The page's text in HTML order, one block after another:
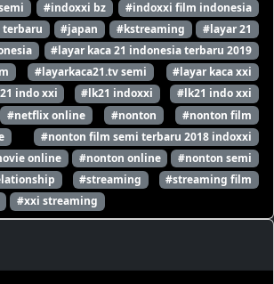
#indoxxi bz
#indoxxi film indonesia
#japan #kstreaming
#layar 21
#layar kaca 21 indonesia terbaru 2019
#layarkaca21.tv semi
#layar kaca xxi
indo xxi #lk21 indoxxi
#lk21 indo xxi
#netflix online #nonton
#nonton film
#nonton film semi terbaru 2018 indoxxi
online #nonton online
#nonton semi
#streaming
#streaming film
#xxi streaming